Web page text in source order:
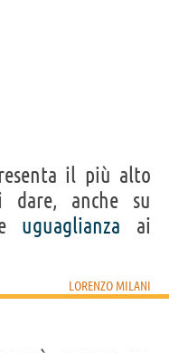
il più alto
dare, anche su
uguaglianza ai
LORENZO MILANI